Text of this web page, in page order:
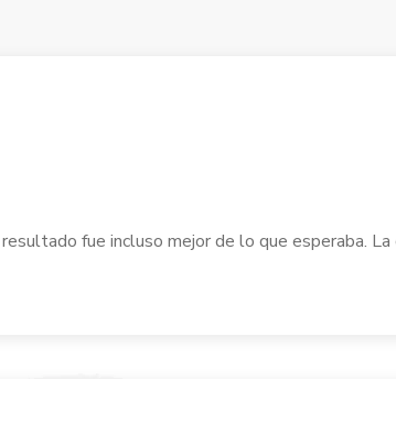
fue incluso mejor de lo que esperaba. La